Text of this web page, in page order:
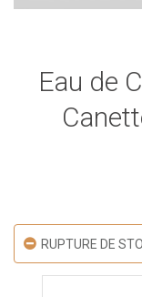
Eau de
RUPTURE DE